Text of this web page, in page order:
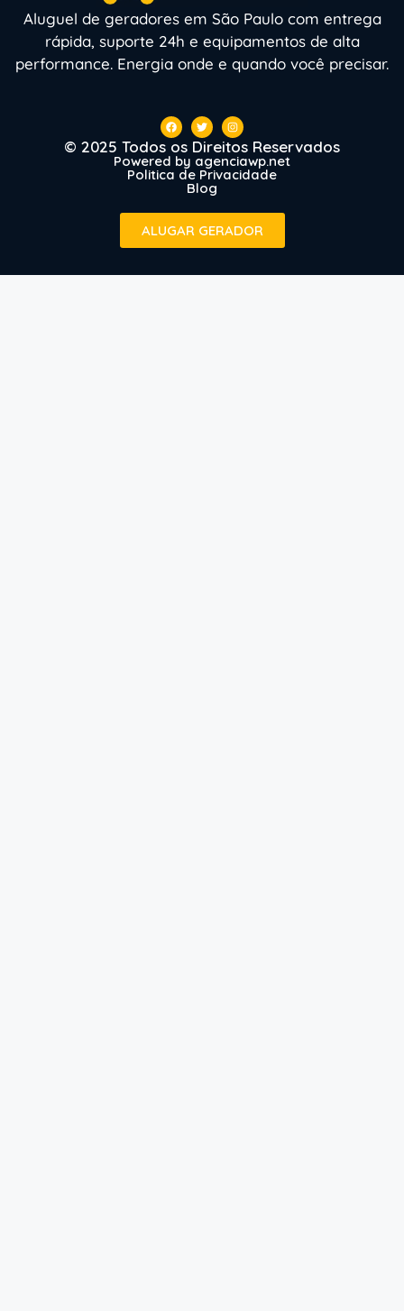
Aluguel de geradores em São Paulo com entrega
rápida, suporte 24h e equipamentos de alta
performance. Energia onde e quando você precisar.
© 2025 Todos os Direitos Reservados
Powered by agenciawp.net
Politica de Privacidade
Blog
ALUGAR GERADOR